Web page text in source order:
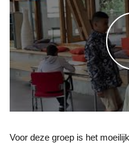
Voor deze groep is het moeilijk om hun taalniveau te handhaven